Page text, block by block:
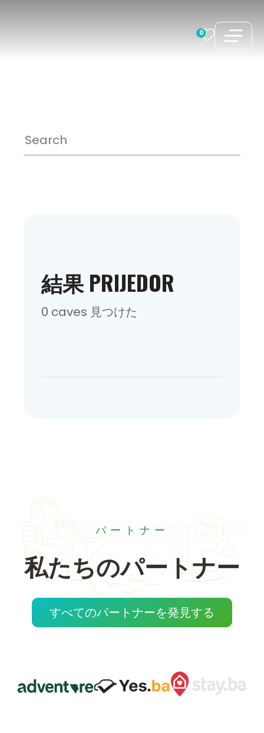
0
結果 PRIJEDOR
0 caves 見つけた
パートナー
私たちのパートナー
すべてのパートナーを発見する